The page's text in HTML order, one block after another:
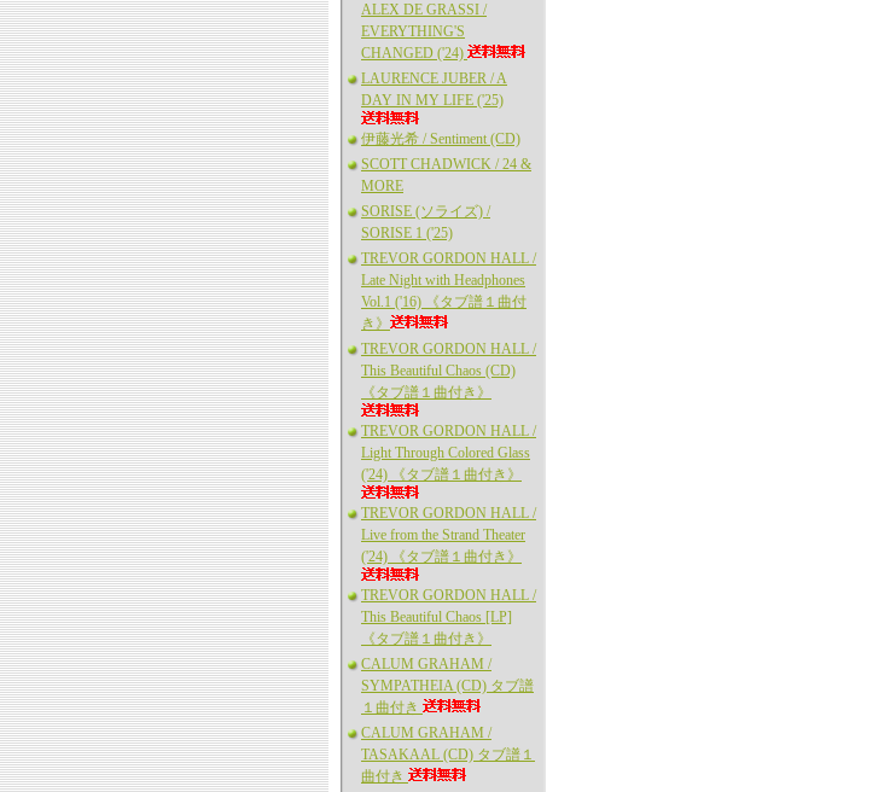
ALEX DE GRASSI /
EVERYTHING'S
CHANGED ('24)
LAURENCE JUBER / A
DAY IN MY LIFE ('25)
伊藤光希 / Sentiment (CD)
SCOTT CHADWICK / 24 &
MORE
SORISE (ソライズ) /
SORISE 1 ('25)
TREVOR GORDON HALL /
Late Night with Headphones
Vol.1 ('16) 《タブ譜１曲付
き》
TREVOR GORDON HALL /
This Beautiful Chaos (CD)
《タブ譜１曲付き》
TREVOR GORDON HALL /
Light Through Colored Glass
('24) 《タブ譜１曲付き》
TREVOR GORDON HALL /
Live from the Strand Theater
('24) 《タブ譜１曲付き》
TREVOR GORDON HALL /
This Beautiful Chaos [LP]
《タブ譜１曲付き》
CALUM GRAHAM /
SYMPATHEIA (CD) タブ譜
１曲付き
CALUM GRAHAM /
TASAKAAL (CD) タブ譜１
曲付き